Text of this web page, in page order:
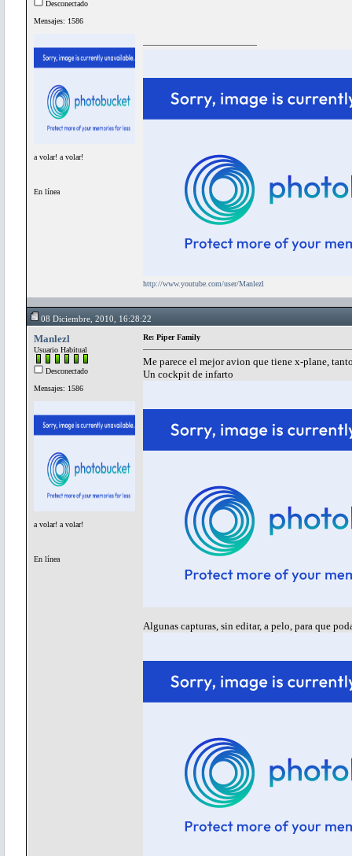
Desconectado
Mensajes: 1586
a volar! a volar!
En línea
http://www.youtube.com/user/Manlezl
08 Diciembre, 2010, 16:28:22
Manlezl
Usuario Habitual
Desconectado
Mensajes: 1586
a volar! a volar!
En línea
Re: Piper Family
Me parece el mejor avion que tiene x-plane,
Un cockpit de infarto
Algunas capturas, sin editar, a pelo, para que